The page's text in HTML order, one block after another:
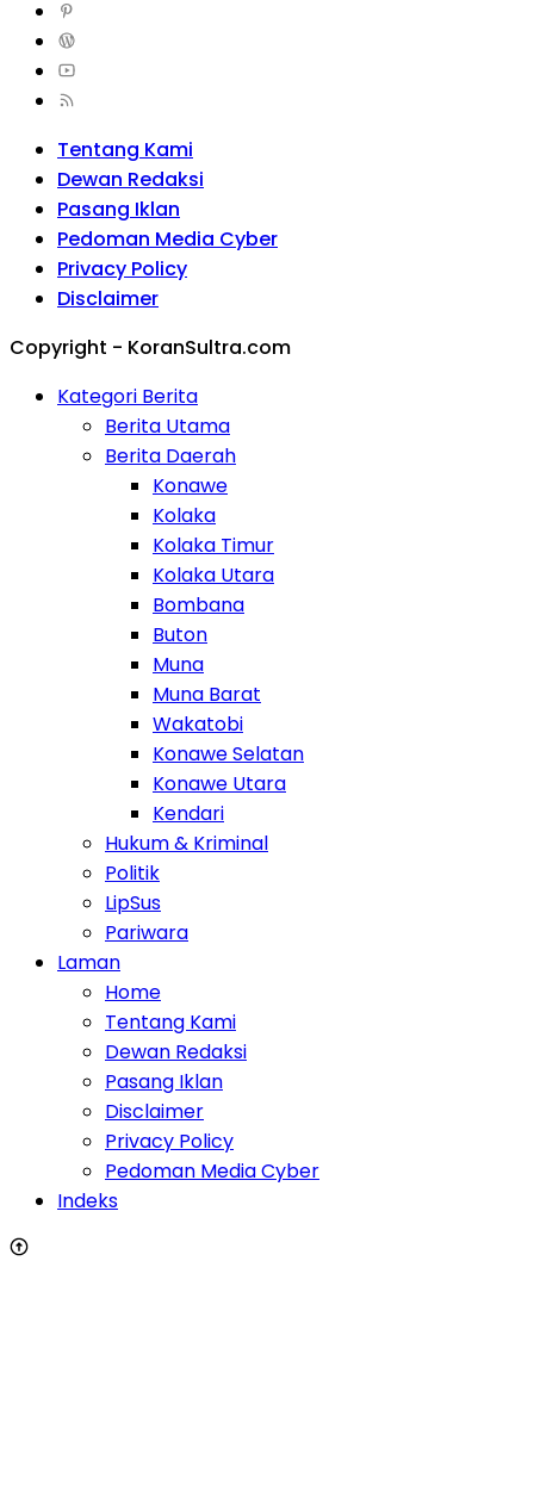
Tentang Kami
Dewan Redaksi
Pasang Iklan
Pedoman Media Cyber
Privacy Policy
Disclaimer
Copyright - KoranSultra.com
Kategori Berita
Berita Utama
Berita Daerah
Konawe
Kolaka
Kolaka Timur
Kolaka Utara
Bombana
Buton
Muna
Muna Barat
Wakatobi
Konawe Selatan
Konawe Utara
Kendari
Hukum & Kriminal
Politik
LipSus
Pariwara
Laman
Home
Tentang Kami
Dewan Redaksi
Pasang Iklan
Disclaimer
Privacy Policy
Pedoman Media Cyber
Indeks